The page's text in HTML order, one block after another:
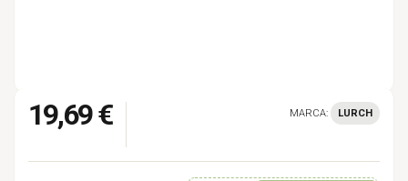
19,69 € MARCA: LURCH